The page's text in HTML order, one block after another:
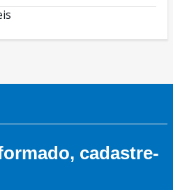
cadastre-